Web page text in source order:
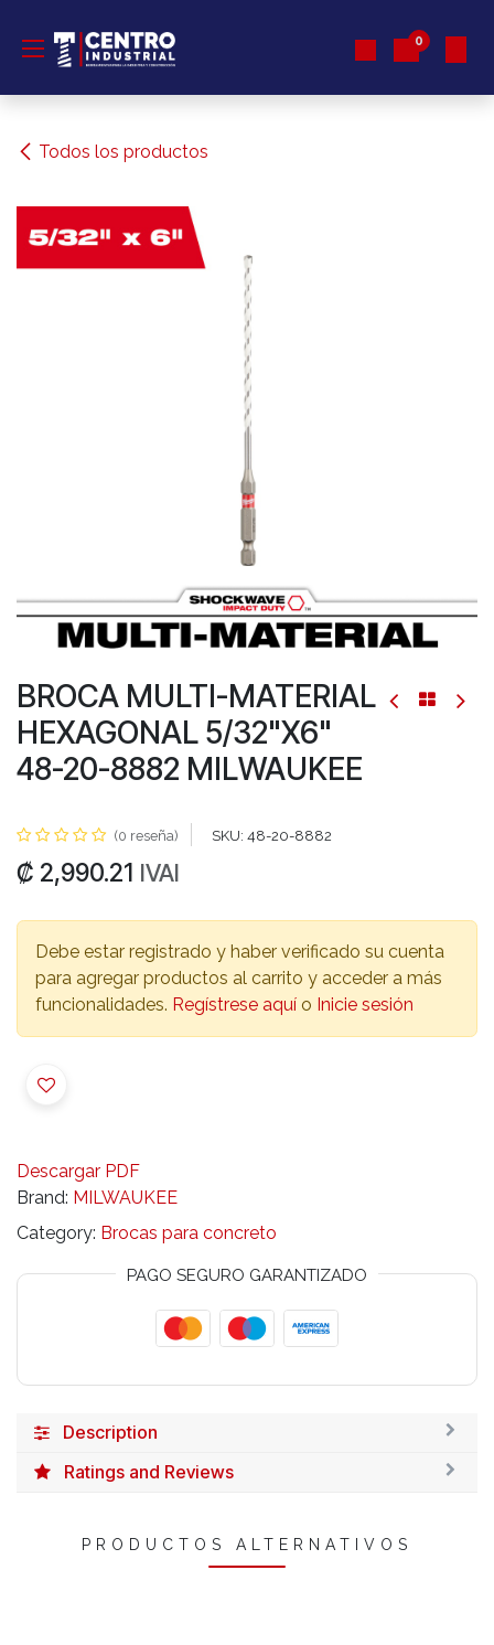
0
Todos los productos
BROCA MULTI-MATERIAL
HEXAGONAL 5/32"X6"
48-20-8882 MILWAUKEE
(0 reseña) SKU: 48-20-8882
₡ 2,990.21 IVAI
Debe estar registrado y haber verificado su cuenta
para agregar productos al carrito y acceder a más
funcionalidades. Regístrese aquí o Inicie sesión
Descargar PDF
Brand: MILWAUKEE
Category: Brocas para concreto
PAGO SEGURO GARANTIZADO
Description
Ratings and Reviews
PRODUCTOS ALTERNATIVOS